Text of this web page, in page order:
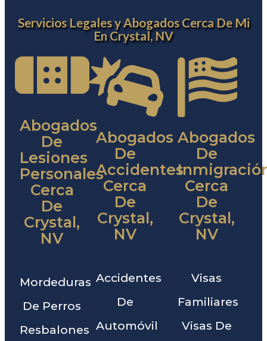
Servicios Legales y Abogados Cerca De Mi
En Crystal, NV
Abogados
De
Lesiones
Personales
Cerca
De
Crystal,
NV
Mordeduras
De Perros
Resbalones
Abogados
De
Accidentes
Cerca
De
Crystal,
NV
Accidentes
De
Automóvil
Abogados
De
Cerca
De
Crystal,
NV
Visas
Familiares
Visas De